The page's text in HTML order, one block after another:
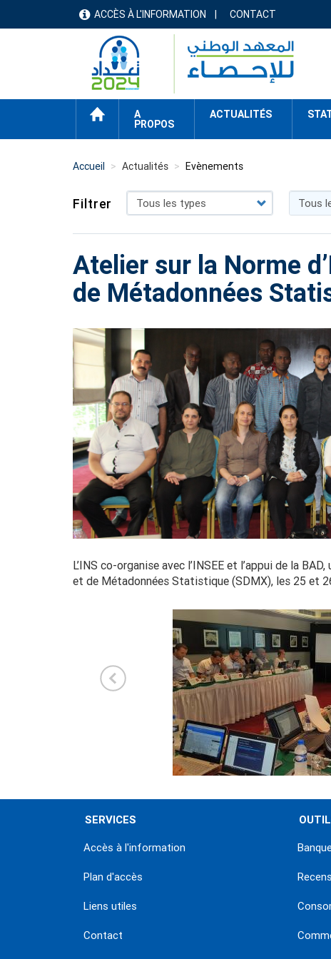
menu
header
ACCÈS À L'INFORMATION CONTACT
ACCUEIL
A
PROPOS
ACTUALITÉS
Accueil Actualités Evènements
Filtrer
Atelier sur la Norme
de Métadonnées
L’INS co-organise avec l’INSEE et l’appui de la
et de Métadonnées Statistique (SDMX), les 25 et
SERVICES
Accès à l'information
Plan d'accès
Liens utiles
Contact